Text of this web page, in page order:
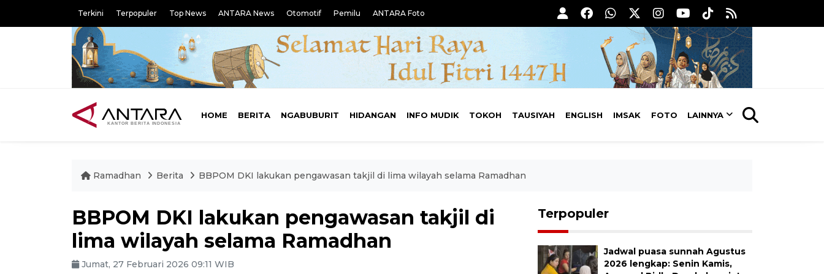
Terkini Terpopuler Top News ANTARA News Otomotif Pemilu ANTARA Foto
HOME BERITA NGABUBURIT HIDANGAN INFO MUDIK TOKOH TAUSIYAH ENGLISH IMSAK FOTO LAINNYA
Ramadhan Berita BBPOM DKI lakukan pengawasan takjil di lima wilayah selama Ramadhan
BBPOM DKI lakukan pengawasan takjil di
lima wilayah selama Ramadhan
Jumat, 27 Februari 2026 09:11 WIB
Terpopuler
Jadwal puasa sunnah Agustus
2026 lengkap: Senin Kamis,